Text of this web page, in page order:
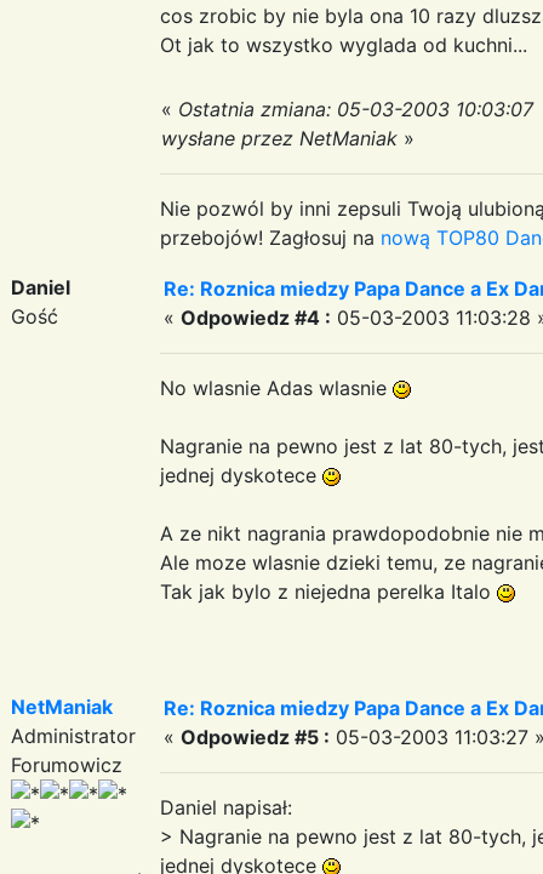
cos zrobic by nie byla ona 10 razy
Ot jak to wszystko wyglada od kuchni...
« Ostatnia zmiana: 05-03-2003 10:03:07
wysłane przez NetManiak »
Nie pozwól by inni zepsuli Twoją
przebojów! Zagłosuj na nową TOP80
Daniel
Gość
Re: Roznica miedzy Papa Dance a Ex
« Odpowiedz #4 : 05-03-2003 11:03:28
No wlasnie Adas wlasnie
Nagranie na pewno jest z lat 80-tych,
jednej dyskotece
A ze nikt nagrania prawdopodobnie nie
Ale moze wlasnie dzieki temu, ze
Tak jak bylo z niejedna perelka Italo
NetManiak
Administrator
Forumowicz
Re: Roznica miedzy Papa Dance a Ex
« Odpowiedz #5 : 05-03-2003 11:03:27
Daniel napisał:
> Nagranie na pewno jest z lat 80-tych,
jednej dyskotece